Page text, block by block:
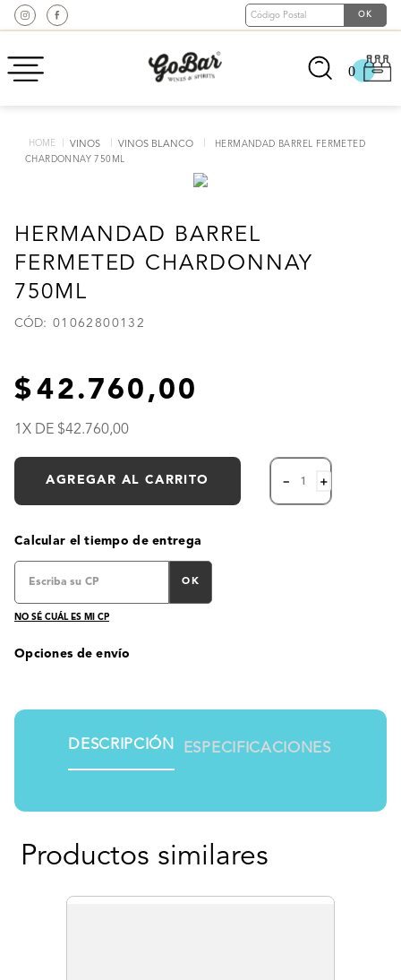
0
VINOS VINOS BLANCO
HERMANDAD BARREL FERMETED
CHARDONNAY 750ML
HERMANDAD BARREL
FERMETED CHARDONNAY
750ML
: 01062800132
42.760,00
1 X DE 42.760,00
AGREGAR AL CARRITO ＋
－
Calcular el tiempo de entrega
OK
NO SÉ CUÁL ES MI CP
Opciones de envío
DESCRIPCIÓN ESPECIFICACIONES
Productos similares